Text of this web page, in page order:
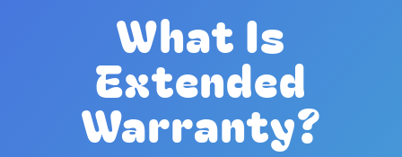
What Is
Extended
Warranty?